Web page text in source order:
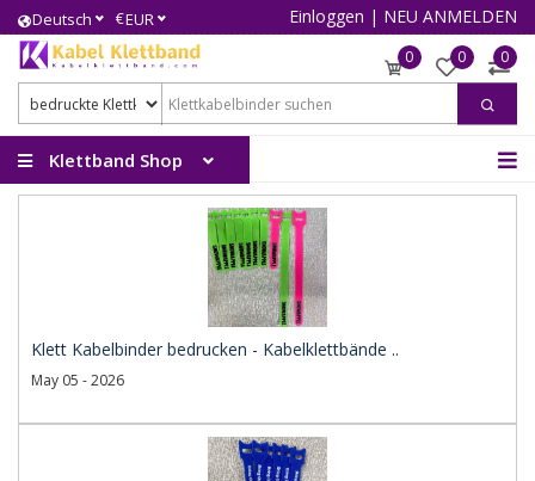
Deutsch €EUR Einloggen | NEU ANMELDEN
0 0 0
Klettband Shop
Klett Kabelbinder bedrucken - Kabelklettbände ..
May 05 - 2026